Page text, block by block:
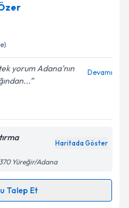
takvimi talebi
randevu almanız için bir
ile bilgilendireceğiz.
ilişkin
verilerimin belirtilen
ediyorum.
yorum Adana'nın
Devamı
Haritada Göster
Yüreğir/Adana
Talep Et